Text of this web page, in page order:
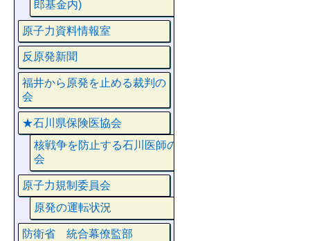
郎基金内)
原子力資料情報室
反原発新聞
福井から原発を止める裁判の
会
★石川県保険医協会
核戦争を防止する石川医師の
会
原子力規制委員会
原発の運転状況
防衛省 統合幕僚監部